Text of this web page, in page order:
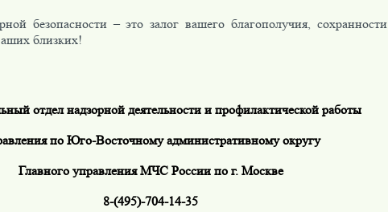
безопасности – это залог вашего благополучия, сохранности
близких!
отдел надзорной деятельности и профилактической работы
по Юго-Восточному административному округу
Главного управления МЧС России по г. Москве
8-(495)-704-14-35